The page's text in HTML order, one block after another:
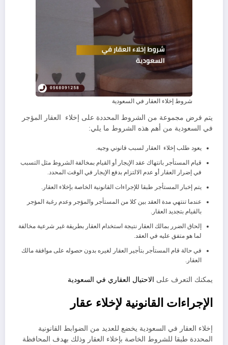
شروط إخلاء العقار في السعودية
يتم فرض مجموعة من الشروط المحددة على إخلاء العقار المؤجر
في السعودية من أهم هذه الشروط ما يلي:
يعود طلب إخلاء العقار لسبب قانوني وجيه.
قيام المستأجر بانتهاك عقد الإيجار أو القيام بمخالفة الشروط مثل التسبب
في إضرار العقار أو عدم الالتزام بدفع الإيجار في الوقت المحدد.
يتم إخبار المستأجر طبقا للإجراءات القانونية الخاصة بإخلاء العقار.
عندما تنتهي مدة العقد بين كلا من المستأجر والمؤجر وعدم رغبة المؤجر
بالقيام بتجديد العقار.
إلحاق الضرر بمالك العقار نتيجة استخدام العقار بطريقة غير شرعية مخالفة
لما هو متفق عليه في العقد.
في حالة قام المستأجر بتأجير العقار لغيره بدون حصوله على موافقة مالك
العقار.
يمكنك التعرف على الاحتيال العقاري في السعودية
الإجراءات القانونية لإخلاء عقار
إخلاء العقار في السعودية يخضع للعديد من الضوابط القانونية
المحددة طبقا للشروط الخاصة بإخلاء العقار وذلك بهدف المحافظة